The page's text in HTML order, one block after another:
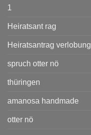
1
Heiratsant rag
Heiratsantrag verlobung
spruch otter nö
thüringen
amanosa handmade
otter nö